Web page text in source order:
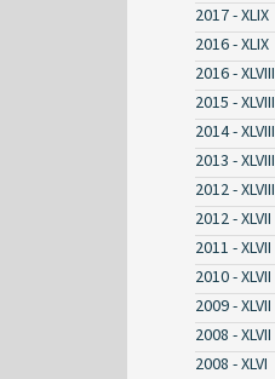
2017 - XLIX
2016 - XLIX
2016 - XLVIII
2015 - XLVIII
2014 - XLVIII
2013 - XLVIII
2012 - XLVIII
2012 - XLVII
2011 - XLVII
2010 - XLVII
2009 - XLVII
2008 - XLVII
2008 - XLVI